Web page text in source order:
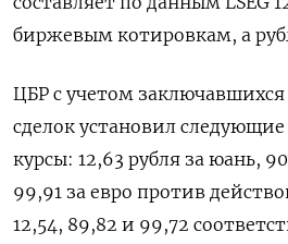
биржевым котировкам, а
ЦБР с учетом
сделок установил
курсы: 12,63 рубля за юань,
99,91 за евро против
12,54, 89,82 и 99,72